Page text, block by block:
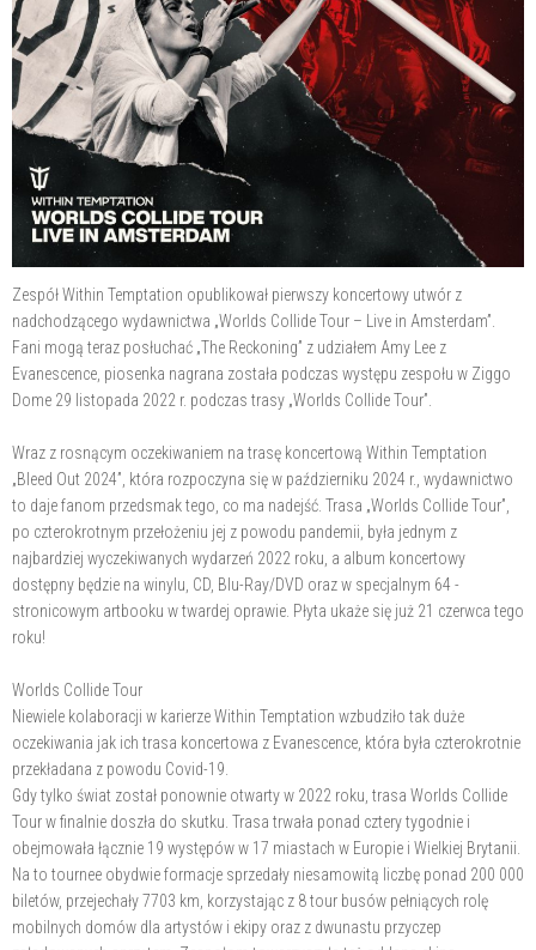
Zespół Within Temptation opublikował pierwszy koncertowy utwór z
nadchodzącego wydawnictwa „Worlds Collide Tour – Live in Amsterdam”.
Fani mogą teraz posłuchać „The Reckoning” z udziałem Amy Lee z
Evanescence, piosenka nagrana została podczas występu zespołu w Ziggo
Dome 29 listopada 2022 r. podczas trasy „Worlds Collide Tour”.
Wraz z rosnącym oczekiwaniem na trasę koncertową Within Temptation
„Bleed Out 2024”, która rozpoczyna się w październiku 2024 r., wydawnictwo
to daje fanom przedsmak tego, co ma nadejść. Trasa „Worlds Collide Tour”,
po czterokrotnym przełożeniu jej z powodu pandemii, była jednym z
najbardziej wyczekiwanych wydarzeń 2022 roku, a album koncertowy
dostępny będzie na winylu, CD, Blu-Ray/DVD oraz w specjalnym 64 -
stronicowym artbooku w twardej oprawie. Płyta ukaże się już 21 czerwca tego
roku!
Worlds Collide Tour
Niewiele kolaboracji w karierze Within Temptation wzbudziło tak duże
oczekiwania jak ich trasa koncertowa z Evanescence, która była czterokrotnie
przekładana z powodu Covid-19.
Gdy tylko świat został ponownie otwarty w 2022 roku, trasa Worlds Collide
Tour w finalnie doszła do skutku. Trasa trwała ponad cztery tygodnie i
obejmowała łącznie 19 występów w 17 miastach w Europie i Wielkiej Brytanii.
Na to tournee obydwie formacje sprzedały niesamowitą liczbę ponad 200 000
biletów, przejechały 7703 km, korzystając z 8 tour busów pełniących rolę
mobilnych domów dla artystów i ekipy oraz z dwunastu przyczep